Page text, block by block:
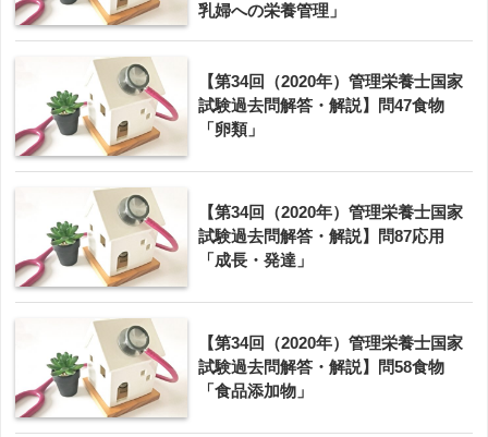
乳婦への栄養管理」
【第34回（2020年）管理栄養士国家
試験過去問解答・解説】問47食物
「卵類」
【第34回（2020年）管理栄養士国家
試験過去問解答・解説】問87応用
「成長・発達」
【第34回（2020年）管理栄養士国家
試験過去問解答・解説】問58食物
「食品添加物」